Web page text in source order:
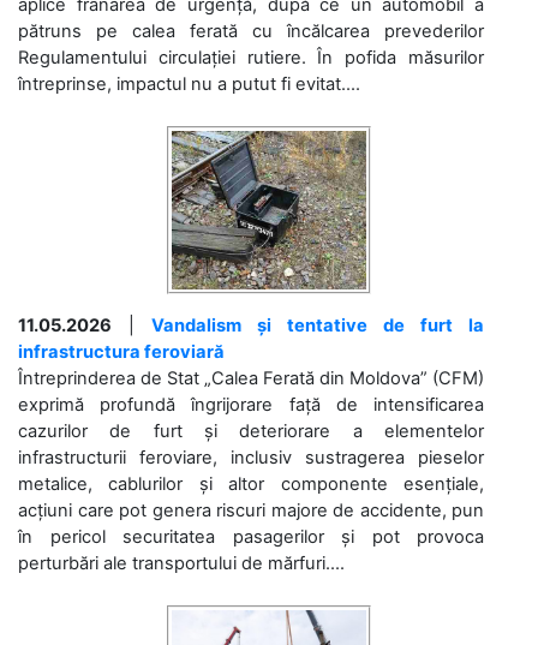
aplice frânarea de urgență, după ce un automobil a
pătruns pe calea ferată cu încălcarea prevederilor
Regulamentului circulației rutiere. În pofida măsurilor
întreprinse, impactul nu a putut fi evitat....
11.05.2026
Vandalism și tentative de furt la
infrastructura feroviară
Întreprinderea de Stat „Calea Ferată din Moldova” (CFM)
exprimă profundă îngrijorare față de intensificarea
cazurilor de furt și deteriorare a elementelor
infrastructurii feroviare, inclusiv sustragerea pieselor
metalice, cablurilor și altor componente esențiale,
acțiuni care pot genera riscuri majore de accidente, pun
în pericol securitatea pasagerilor și pot provoca
perturbări ale transportului de mărfuri....